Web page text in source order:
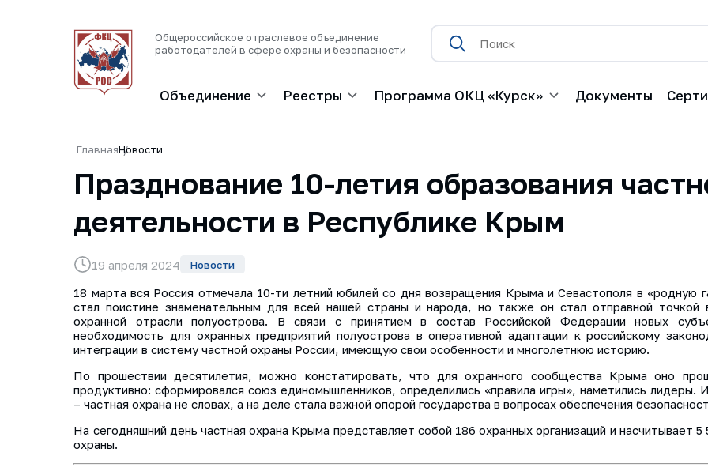
Общероссийское отраслевое объединение
работодателей в сфере охраны и безопасности
Объединение Реестры Программа ОКЦ «Курск» Документы
ГлавнаяНовости
Празднование 10-летия образования
деятельности в Республике Крым
19 апреля 2024 Новости
18 марта вся Россия отмечала 10-ти летний юбилей со дня возвращения Крыма и Севастополя в «родную
стал поистине знаменательным для всей нашей страны и народа, но также он стал отправной точкой
охранной отрасли полуострова. В связи с принятием в состав Российской Федерации новых
необходимость для охранных предприятий полуострова в оперативной адаптации к российскому
интеграции в систему частной охраны России, имеющую свои особенности и многолетнюю историю.
По прошествии десятилетия, можно констатировать, что для охранного сообщества Крыма оно
продуктивно: сформировался союз единомышленников, определились «правила игры», наметились лидеры.
– частная охрана не словах, а на деле стала важной опорой государства в вопросах обеспечения
На сегодняшний день частная охрана Крыма представляет собой 186 охранных организаций и насчитывает 5
охраны.